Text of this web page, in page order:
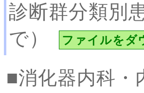
診断群分類別
で）
ファイルをダ
消化器内科・